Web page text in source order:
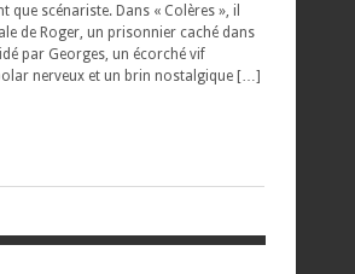
que scénariste. Dans « Colères », il
de Roger, un prisonnier caché dans
par Georges, un écorché vif
nerveux et un brin nostalgique […]